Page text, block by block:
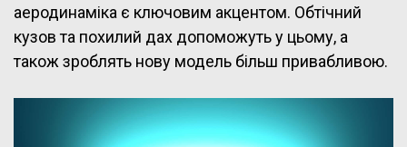
аеродинаміка є ключовим акцентом. Обтічний
кузов та похилий дах допоможуть у цьому, а
також зроблять нову модель більш привабливою.